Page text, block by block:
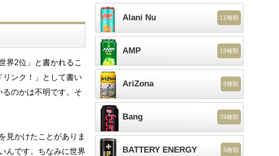
界2位」と書かれるこ
ンク！」として書い
のかは不明です。そ
見かけたことがありま
んです。ちなみに世界
Alani Nu 11種類
AMP 19種類
AriZona 8種類
Bang 39種類
BATTERY ENERGY 5種類